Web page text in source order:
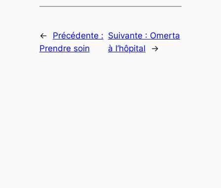
←
Précédente :
Prendre soin
Suivante : Omerta
à l’hôpital
→